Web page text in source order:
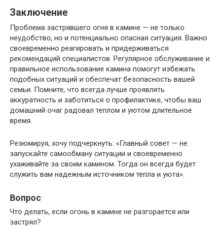
Заключение
Проблема застрявшего огня в камине — не только
неудобство, но и потенциально опасная ситуация. Важно
своевременно реагировать и придерживаться
рекомендаций специалистов. Регулярное обслуживание и
правильное использование камина помогут избежать
подобных ситуаций и обеспечат безопасность вашей
семьи. Помните, что всегда лучше проявлять
аккуратность и заботиться о профилактике, чтобы ваш
домашний очаг радовал теплом и уютом длительное
время.
Резюмируя, хочу подчеркнуть: «Главный совет — не
запускайте самообману ситуации и своевременно
ухаживайте за своим камином. Тогда он всегда будет
служить вам надежным источником тепла и уюта».
Вопрос
Что делать, если огонь в камине не разгорается или
застрял?